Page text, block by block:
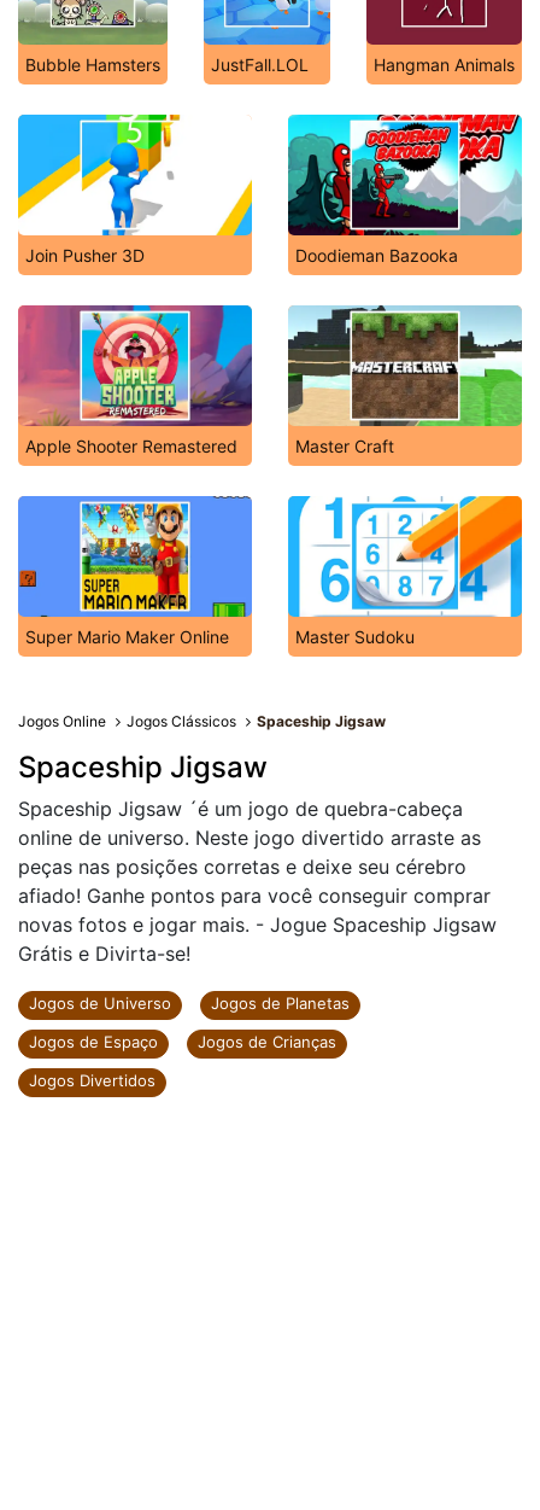
Bubble Hamsters JustFall.LOL Hangman Animals
Join Pusher 3D Doodieman Bazooka
Apple Shooter Remastered Master Craft
Super Mario Maker Online Master Sudoku
Jogos Online Jogos Clássicos Spaceship Jigsaw
Spaceship Jigsaw
Spaceship Jigsaw ´é um jogo de quebra-cabeça
online de universo. Neste jogo divertido arraste as
peças nas posições corretas e deixe seu cérebro
afiado! Ganhe pontos para você conseguir comprar
novas fotos e jogar mais. - Jogue Spaceship Jigsaw
Grátis e Divirta-se!
Jogos de Universo
Jogos de Planetas
Jogos de Espaço
Jogos de Crianças
Jogos Divertidos